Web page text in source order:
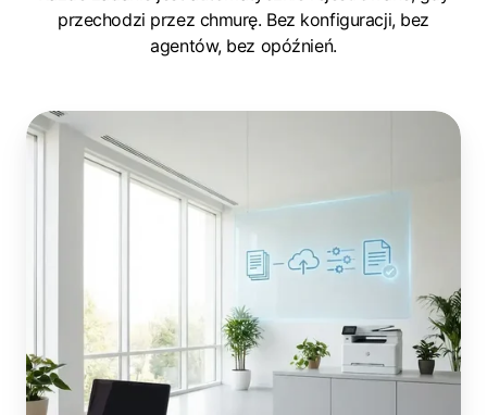
przechodzi przez chmurę. Bez konfiguracji, bez
agentów, bez opóźnień.